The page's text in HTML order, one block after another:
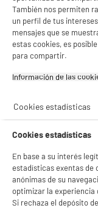
También nos permiten
un perfil de tus
mensajes que se
estas cookies, es
para compartir.
Información de las
Cookies estadísticas
Cookies estadísticas
En base a su interés
estadísticas exentas de
anónimas de su
optimizar la
Si rechaza el depósito